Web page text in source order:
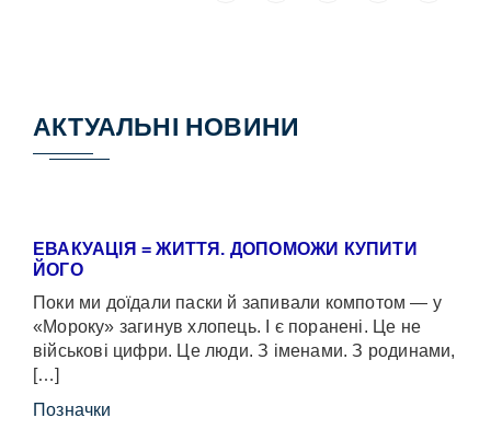
АКТУАЛЬНІ НОВИНИ
ЕВАКУАЦІЯ = ЖИТТЯ. ДОПОМОЖИ КУПИТИ
ЙОГО
Поки ми доїдали паски й запивали компотом — у
«Мороку» загинув хлопець. І є поранені. Це не
військові цифри. Це люди. З іменами. З родинами,
[…]
Позначки